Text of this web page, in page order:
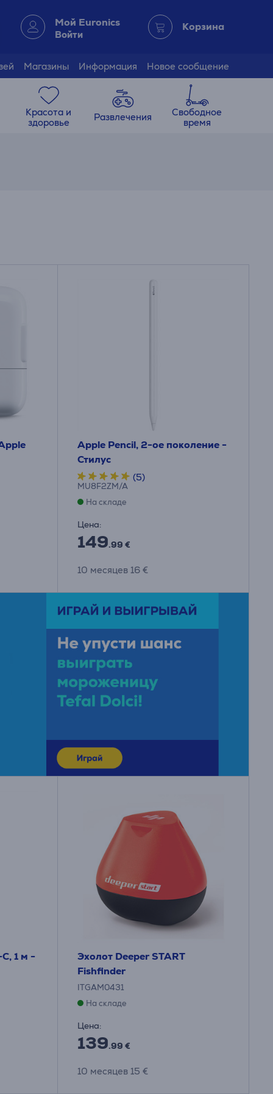
Мой Euronics
Войти
Корзина
Магазины Информация Новое сообщение
Красота и
здоровье
Развлечения
Свободное
время
Apple Pencil, 2-ое поколение -
Стилус
(5)
MU8F2ZM/A
На складе
Цена:
149.99 €
10 месяцев 16 €
1 м -
Эхолот Deeper START
Fishfinder
ITGAM0431
На складе
Цена:
139.99 €
10 месяцев 15 €